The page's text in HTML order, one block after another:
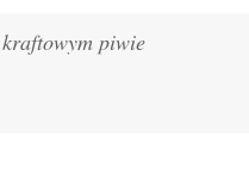
piwie